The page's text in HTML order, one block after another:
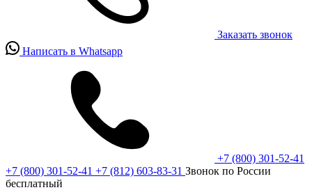
Заказать звонок
Написать в Whatsapp
+7 (800) 301-52-41
+7 (800) 301-52-41 +7 (812) 603-83-31 Звонок по России
бесплатный